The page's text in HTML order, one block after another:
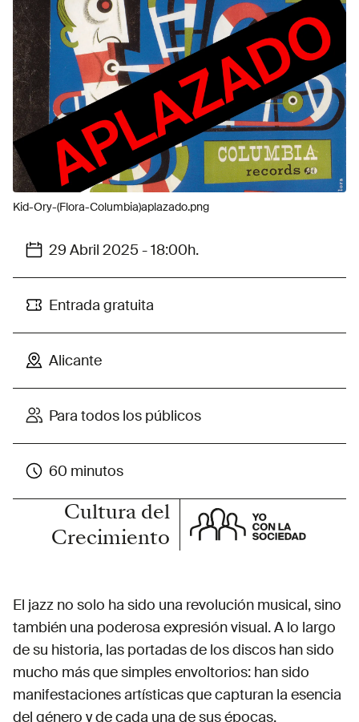
Kid-Ory-(Flora-Columbia)aplazado.png
29 Abril 2025 - 18:00h.
Entrada gratuita
Alicante
Para todos los públicos
60 minutos
Cultura del
Crecimiento
El jazz no solo ha sido una revolución musical, sino
también una poderosa expresión visual. A lo largo
de su historia, las portadas de los discos han sido
mucho más que simples envoltorios: han sido
manifestaciones artísticas que capturan la esencia
del género y de cada una de sus épocas.